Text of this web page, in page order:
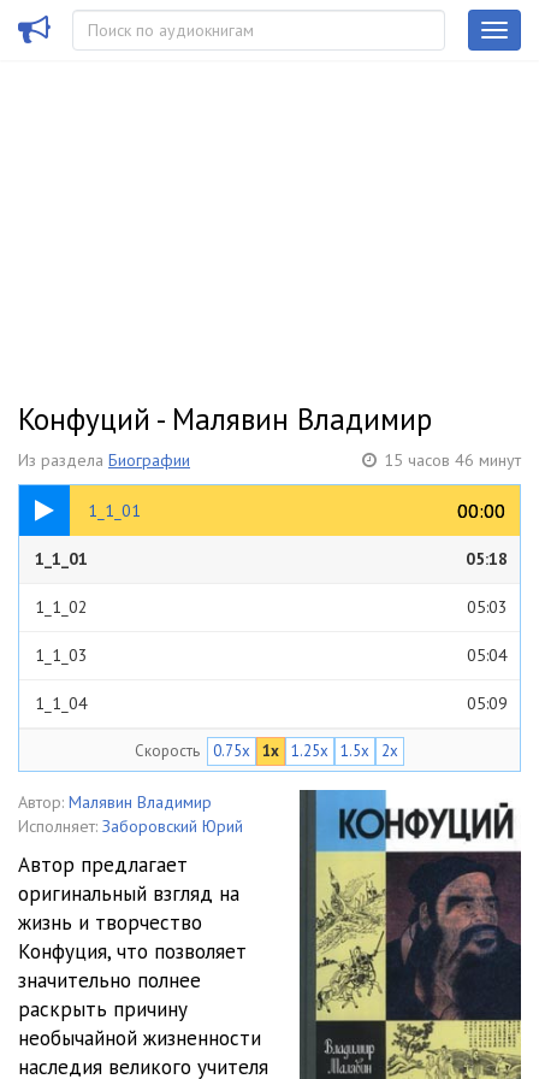
Конфуций - Малявин Владимир
Из раздела Биографии 15 часов 46 минут
1_1_01 00:00
00:00
05:18
1_1_01 05:18
1_1_02 05:03
1_1_03 05:04
1_1_04 05:09
1_1_06 05:05
05:13
1_1_08 05:05
1_1_09 05:06
1_1_10
1_1_11 04:16
Скорость 0.75x 1x 1.25x 1.5x 2x
Автор: Малявин Владимир
Исполняет: Заборовский Юрий
Автор предлагает
оригинальный взгляд на
жизнь и творчество
Конфуция, что позволяет
значительно полнее
раскрыть причину
необычайной жизненности
наследия великого учителя